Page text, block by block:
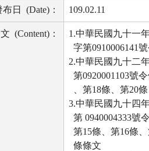
日 (Date) ： 109.02.11
(Content) ：
1.中華民國九十一
字第0910006141
2.中華民國九十二
第0920001103號
、第18條、第20
3.中華民國九十四
第 0940004333號
第15條、第16條
條條文